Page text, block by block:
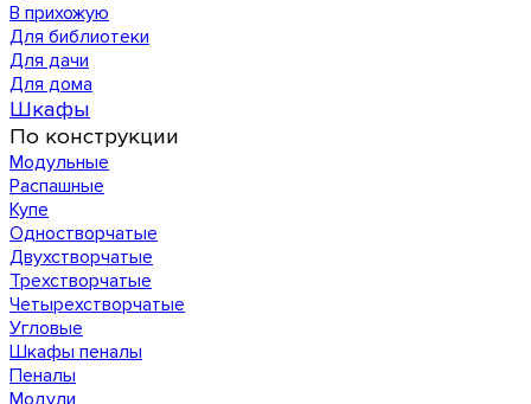
В прихожую
Для библиотеки
Для дачи
Для дома
Шкафы
По конструкции
Модульные
Распашные
Купе
Одностворчатые
Двухстворчатые
Трехстворчатые
Четырехстворчатые
Угловые
Шкафы пеналы
Пеналы
Модули